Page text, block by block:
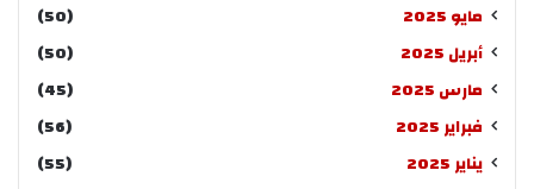
مايو 2025
(50)
أبريل 2025
(50)
مارس 2025
(45)
فبراير 2025
(56)
يناير 2025
(55)